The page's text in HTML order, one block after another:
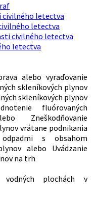
civilného letectva
letectva
civilného letectva
letectva
alebo vyraďovanie
skleníkových plynov
skleníkových plynov
fluórovaných
Zneškodňovanie
vrátane podnikania
s obsahom
alebo Uvádzanie
na trh
plochách v